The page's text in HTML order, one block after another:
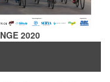
2020